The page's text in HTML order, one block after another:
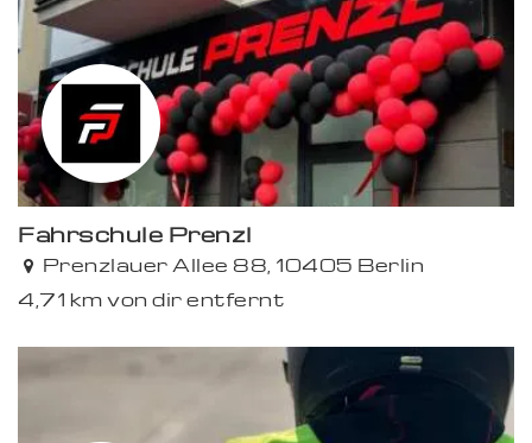
Fahrschule Prenzl
Prenzlauer Allee 88, 10405 Berlin
4,71 km von dir entfernt